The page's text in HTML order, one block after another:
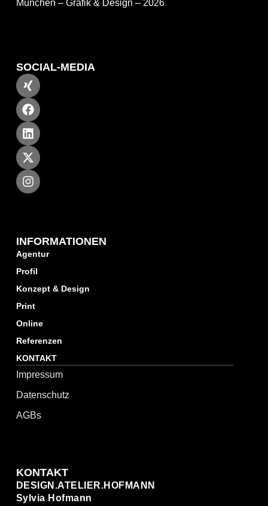
München – Grafik & Design – 2026
INFORMATIONEN
Agentur
Profil
Konzept & Design
Print
Online
Referenzen
KONTAKT
Impressum
Datenschutz
AGBs
KONTAKT
DESIGN.ATELIER.HOFMANN
Sylvia Hofmann
SOCIAL-MEDIA